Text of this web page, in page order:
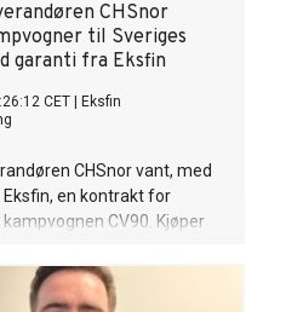
CHSnor
til Sveriges
garanti fra Eksfin
CET
Eksfin
CHSnor vant, med
en kontrakt for
CV90. Kjøper
BAE Systems.
Sveriges forsvar, som skal